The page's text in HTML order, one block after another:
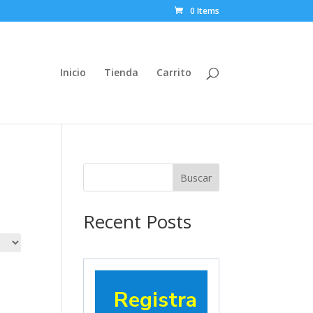
0 Items
Inicio Tienda Carrito
Buscar
Recent Posts
Registra